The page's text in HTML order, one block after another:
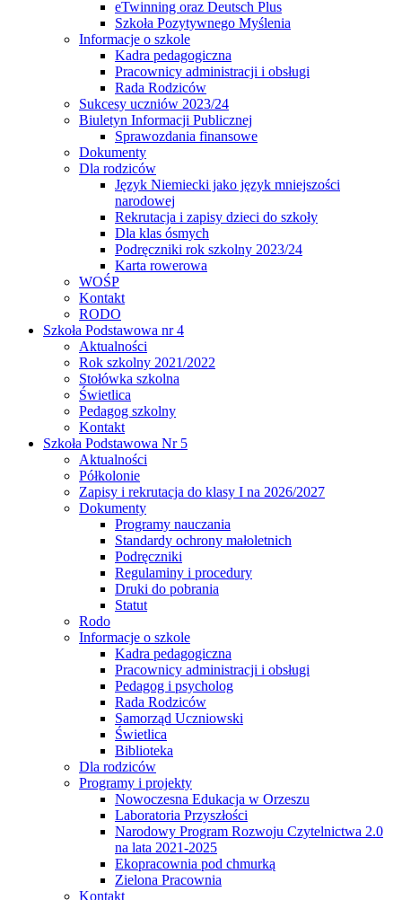
eTwinning oraz Deutsch Plus
Szkoła Pozytywnego Myślenia
Informacje o szkole
Kadra pedagogiczna
Pracownicy administracji i obsługi
Rada Rodziców
Sukcesy uczniów 2023/24
Biuletyn Informacji Publicznej
Sprawozdania finansowe
Dokumenty
Dla rodziców
Język Niemiecki jako język mniejszości
narodowej
Rekrutacja i zapisy dzieci do szkoły
Dla klas ósmych
Podręczniki rok szkolny 2023/24
Karta rowerowa
WOŚP
Kontakt
RODO
Szkoła Podstawowa nr 4
Aktualności
Rok szkolny 2021/2022
Stołówka szkolna
Świetlica
Pedagog szkolny
Kontakt
Szkoła Podstawowa Nr 5
Aktualności
Półkolonie
Zapisy i rekrutacja do klasy I na 2026/2027
Dokumenty
Programy nauczania
Standardy ochrony małoletnich
Podręczniki
Regulaminy i procedury
Druki do pobrania
Statut
Rodo
Informacje o szkole
Kadra pedagogiczna
Pracownicy administracji i obsługi
Pedagog i psycholog
Rada Rodziców
Samorząd Uczniowski
Świetlica
Biblioteka
Dla rodziców
Programy i projekty
Nowoczesna Edukacja w Orzeszu
Laboratoria Przyszłości
Narodowy Program Rozwoju Czytelnictwa 2.0
na lata 2021-2025
Ekopracownia pod chmurką
Zielona Pracownia
Kontakt